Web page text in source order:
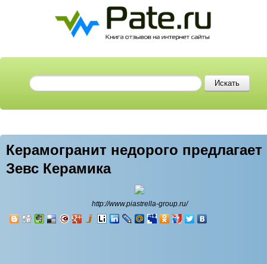
Керамогранит недорого предлагает
Зевс Керамика
http://www.piastrella-group.ru/